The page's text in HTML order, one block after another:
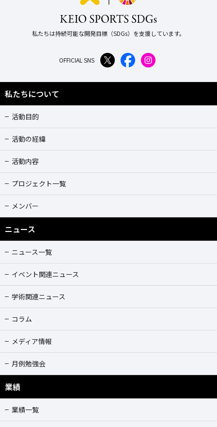
私たちは持続可能な開発目標（SDGs）を支援しています。
OFFICIAL SNS
私たちについて
活動目的
活動の経緯
活動内容
プロジェクト一覧
メンバー
ニュース
ニュース一覧
イベント関連ニュース
学術関連ニュース
コラム
メディア情報
月例勉強会
業績
業績一覧